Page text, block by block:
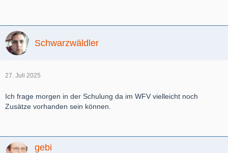
Schwarzwäldler
27. Juli 2025
Ich frage morgen in der Schulung da im WFV vielleicht noch
Zusätze vorhanden sein können.
gebi